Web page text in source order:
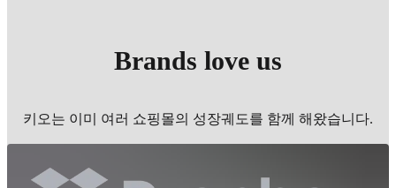
Brands love us
키오는 이미 여러 쇼핑몰의 성장궤도를 함께 해왔습니다.